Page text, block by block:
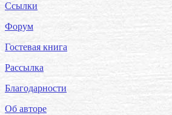
Ссылки
Форум
Гостевая книга
Рассылка
Благодарности
Об авторе